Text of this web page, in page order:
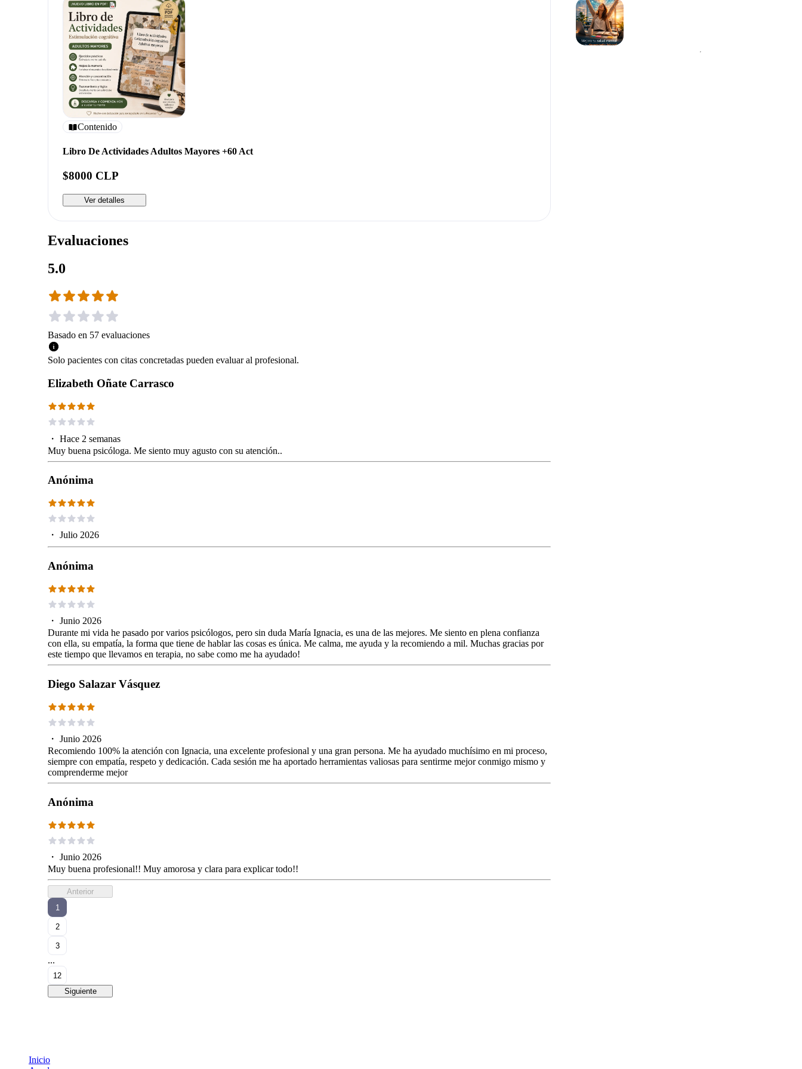
Contenido
Libro De Actividades Adultos Mayores +60 Act
$8000 CLP
Ver detalles
Evaluaciones
5.0
Basado en 57 evaluaciones
Solo pacientes con citas concretadas pueden evaluar al profesional.
Elizabeth Oñate Carrasco
・ Hace 2 semanas
Muy buena psicóloga. Me siento muy agusto con su atención..
Anónima
・ Julio 2026
Anónima
・ Junio 2026
Durante mi vida he pasado por varios psicólogos, pero sin duda María Ignacia, es una de las mejores. Me siento en plena confianza
con ella, su empatía, la forma que tiene de hablar las cosas es única. Me calma, me ayuda y la recomiendo a mil. Muchas gracias por
este tiempo que llevamos en terapia, no sabe como me ha ayudado!
Diego Salazar Vásquez
・ Junio 2026
Recomiendo 100% la atención con Ignacia, una excelente profesional y una gran persona. Me ha ayudado muchísimo en mi proceso,
siempre con empatía, respeto y dedicación. Cada sesión me ha aportado herramientas valiosas para sentirme mejor conmigo mismo y
comprenderme mejor
Anónima
・ Junio 2026
Muy buena profesional!! Muy amorosa y clara para explicar todo!!
Anterior
1
2
3
...
12
Siguiente
Inicio